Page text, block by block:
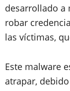
desarrollado a
robar
las víctimas,
Este malware
atrapar,